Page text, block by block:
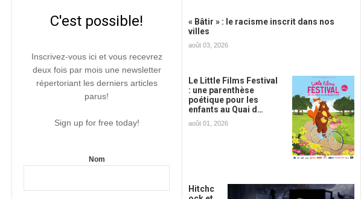
C'est possible!
Inscrivez-vous ici et vous recevrez
deux fois par mois une newsletter
répertoriant les derniers articles
parus!
Sign up for free today!
Nom
« Bâtir » : le racisme inscrit dans nos
villes
août 03, 2026
Le Little Films Festival
: une parenthèse
poétique pour les
enfants au Quai d…
août 01, 2026
Hitchc